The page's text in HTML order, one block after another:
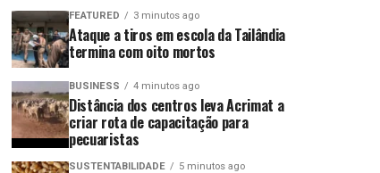
FEATURED 3 minutos ago
Ataque a tiros em escola da Tailândia
termina com oito mortos
BUSINESS 4 minutos ago
Distância dos centros leva Acrimat a
criar rota de capacitação para
pecuaristas
SUSTENTABILIDADE 5 minutos ago